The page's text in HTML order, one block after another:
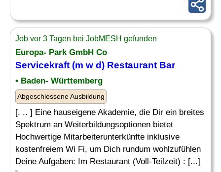
Job vor 3 Tagen bei JobMESH gefunden
Europa- Park GmbH Co
Servicekraft (m w d) Restaurant Bar
• Baden- Württemberg
Abgeschlossene Ausbildung
[. .. ] Eine hauseigene Akademie, die Dir ein breites
Spektrum an Weiterbildungsoptionen bietet
Hochwertige Mitarbeiterunterkünfte inklusive
kostenfreiem Wi Fi, um Dich rundum wohlzufühlen
Deine Aufgaben: Im Restaurant (Voll-Teilzeit) : [...]